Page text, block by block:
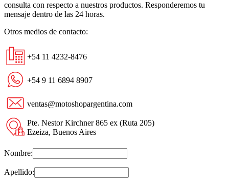
consulta con respecto a nuestros productos. Responderemos tu
mensaje dentro de las 24 horas.
Otros medios de contacto:
+54 11 4232-8476
+54 9 11 6894 8907
ventas@motoshopargentina.com
Pte. Nestor Kirchner 865 ex (Ruta 205)
Ezeiza, Buenos Aires
Nombre:
Apellido: